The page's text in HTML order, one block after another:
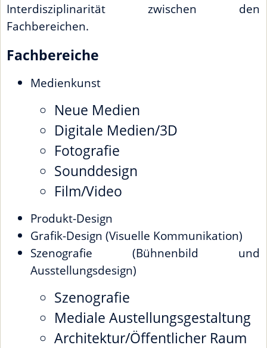
Interdisziplinarität zwischen den
Fachbereichen.
Fachbereiche
Medienkunst
Neue Medien
Digitale Medien/3D
Fotografie
Sounddesign
Film/Video
Produkt-Design
Grafik-Design (Visuelle Kommunikation)
Szenografie (Bühnenbild und
Ausstellungsdesign)
Szenografie
Mediale Austellungsgestaltung
Architektur/Öffentlicher Raum